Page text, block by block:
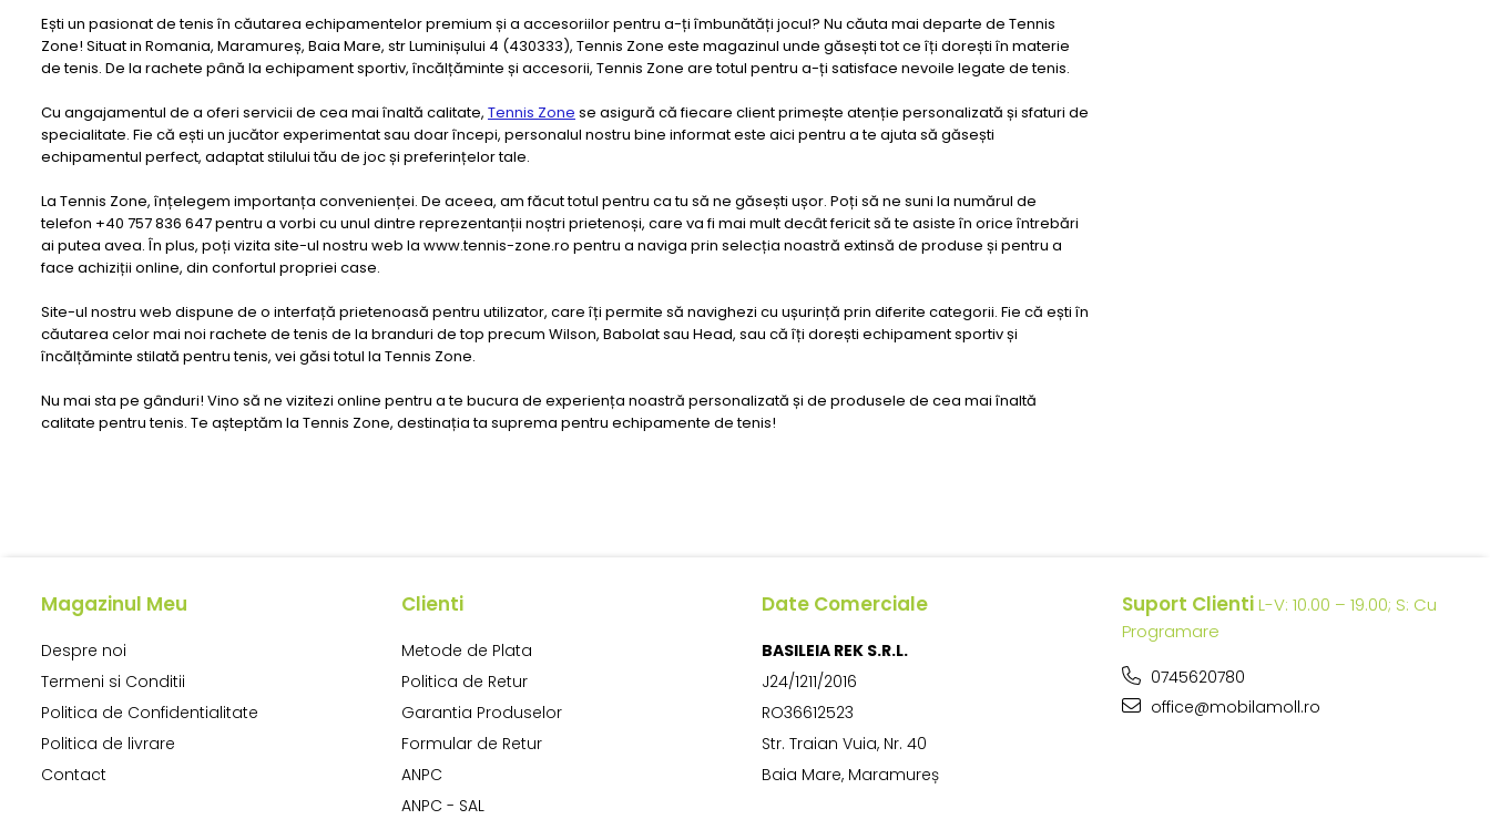
Ești un pasionat de tenis în căutarea echipamentelor premium și a accesoriilor pentru a-ți îmbunătăți jocul? Nu căuta mai departe de Tennis
Zone! Situat in Romania, Maramureș, Baia Mare, str Luminișului 4 (430333), Tennis Zone este magazinul unde găsești tot ce îți dorești în materie
de tenis. De la rachete până la echipament sportiv, încălțăminte și accesorii, Tennis Zone are totul pentru a-ți satisface nevoile legate de tenis.
Cu angajamentul de a oferi servicii de cea mai înaltă calitate, Tennis Zone se asigură că fiecare client primește atenție personalizată și sfaturi de
specialitate. Fie că ești un jucător experimentat sau doar începi, personalul nostru bine informat este aici pentru a te ajuta să găsești
echipamentul perfect, adaptat stilului tău de joc și preferințelor tale.
La Tennis Zone, înțelegem importanța convenienței. De aceea, am făcut totul pentru ca tu să ne găsești ușor. Poți să ne suni la numărul de
telefon +40 757 836 647 pentru a vorbi cu unul dintre reprezentanții noștri prietenoși, care va fi mai mult decât fericit să te asiste în orice întrebări
ai putea avea. În plus, poți vizita site-ul nostru web la www.tennis-zone.ro pentru a naviga prin selecția noastră extinsă de produse și pentru a
face achiziții online, din confortul propriei case.
Site-ul nostru web dispune de o interfață prietenoasă pentru utilizator, care îți permite să navighezi cu ușurință prin diferite categorii. Fie că ești în
căutarea celor mai noi rachete de tenis de la branduri de top precum Wilson, Babolat sau Head, sau că îți dorești echipament sportiv și
încălțăminte stilată pentru tenis, vei găsi totul la Tennis Zone.
Nu mai sta pe gânduri! Vino să ne vizitezi online pentru a te bucura de experiența noastră personalizată și de produsele de cea mai înaltă
calitate pentru tenis. Te așteptăm la Tennis Zone, destinația ta suprema pentru echipamente de tenis!
Magazinul Meu
Despre noi
Termeni si Conditii
Politica de Confidentialitate
Politica de livrare
Contact
Clienti
Metode de Plata
Politica de Retur
Garantia Produselor
Formular de Retur
ANPC
ANPC - SAL
Date Comerciale
BASILEIA REK S.R.L.
J24/1211/2016
RO36612523
Str. Traian Vuia, Nr. 40
Baia Mare, Maramureș
Suport ClientiL-V: 10.00 – 19.00; S: Cu
Programare
0745620780
office@mobilamoll.ro